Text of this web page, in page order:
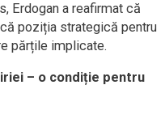
Erdogan a reafirmat că
poziția strategică pentru
părțile implicate.
– o condiție pentru